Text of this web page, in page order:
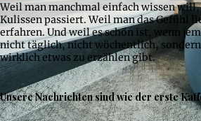
Weil man manchmal einfach wissen
Kulissen passiert. Weil man das Gefühl
erfahren. Und weil es schön ist, wenn
nicht täglich, nicht wöchentlich, sondern
wirklich etwas zu erzählen gibt.
Unsere Nachrichten sind wie der erste